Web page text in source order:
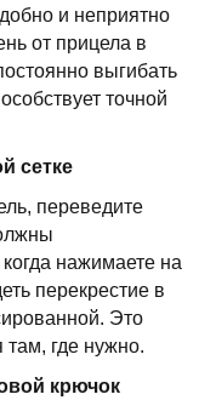
и неприятно
от прицела в
выгибать
точной
сетке
переведите
нажимаете на
перекрестие в
Это
там, где нужно.
крючок